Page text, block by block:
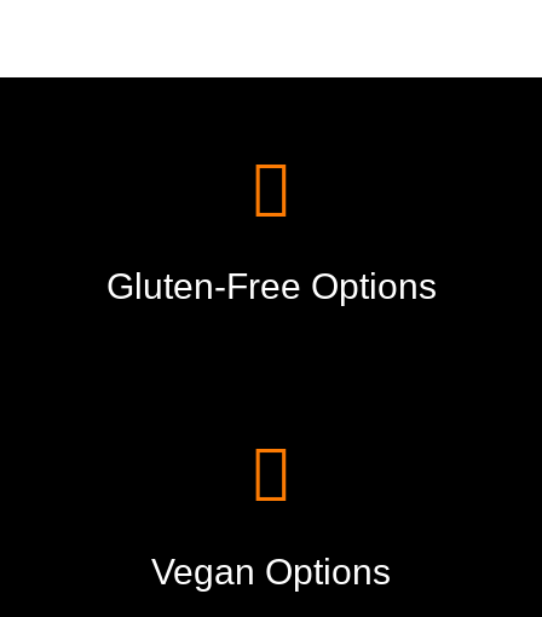
Gluten-Free Options
Vegan Options